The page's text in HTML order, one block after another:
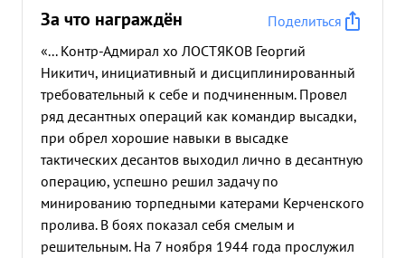
За что награждён
Поделиться
«... Контр-Адмирал хо ЛОСТЯКОВ Георгий
Никитич, инициативный и дисциплинированный
требовательный к себе и подчиненным. Провел
ряд десантных операций как командир высадки,
при обрел хорошие навыки в высадке
тактических десантов выходил лично в десантную
операцию, успешно решил задачу по
минированию торпедными катерами Керченского
пролива. В боях показал себя смелым и
решительным. На 7 ноября 1944 года прослужил